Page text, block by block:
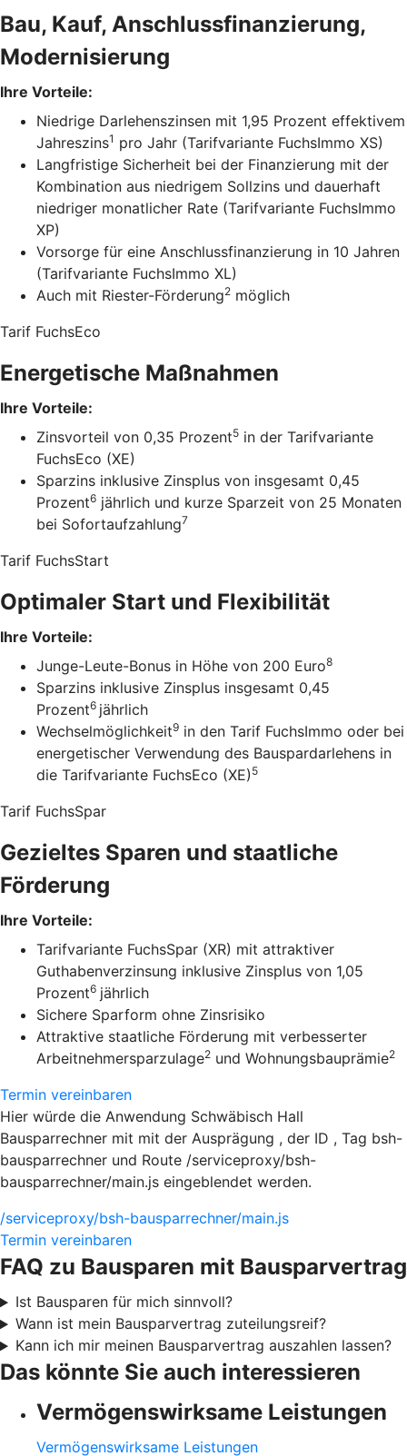
Bau, Kauf, Anschlussfinanzierung,
Modernisierung
Ihre Vorteile:
Niedrige Darlehenszinsen mit 1,95 Prozent effektivem
Jahreszins1 pro Jahr (Tarifvariante FuchsImmo XS)
Langfristige Sicherheit bei der Finanzierung mit der
Kombination aus niedrigem Sollzins und dauerhaft
niedriger monatlicher Rate (Tarifvariante FuchsImmo
XP)
Vorsorge für eine Anschlussfinanzierung in 10 Jahren
(Tarifvariante FuchsImmo XL)
Auch mit Riester-Förderung2 möglich
Tarif FuchsEco
Energetische Maßnahmen
Ihre Vorteile:
Zinsvorteil von 0,35 Prozent5 in der Tarifvariante
FuchsEco (XE)
Sparzins inklusive Zinsplus von insgesamt 0,45
Prozent6 jährlich und kurze Sparzeit von 25 Monaten
bei Sofortaufzahlung7
Tarif FuchsStart
Optimaler Start und Flexibilität
Ihre Vorteile:
Junge-Leute-Bonus in Höhe von 200 Euro8
Sparzins inklusive Zinsplus insgesamt 0,45
Prozent6 jährlich
Wechselmöglichkeit9 in den Tarif FuchsImmo oder bei
energetischer Verwendung des Bauspardarlehens in
die Tarifvariante FuchsEco (XE) 5
Tarif FuchsSpar
Gezieltes Sparen und staatliche
Förderung
Ihre Vorteile:
Tarifvariante FuchsSpar (XR) mit attraktiver
Guthabenverzinsung inklusive Zinsplus von 1,05
Prozent6 jährlich
Sichere Sparform ohne Zinsrisiko
Attraktive staatliche Förderung mit verbesserter
Arbeitnehmersparzulage2 und Wohnungsbauprämie2
Termin vereinbaren
Hier würde die Anwendung Schwäbisch Hall
Bausparrechner mit mit der Ausprägung , der ID , Tag bsh-
bausparrechner und Route /serviceproxy/bsh-
bausparrechner/main.js eingeblendet werden.
/serviceproxy/bsh-bausparrechner/main.js
Termin vereinbaren
FAQ zu Bausparen mit Bausparvertrag
Ist Bausparen für mich sinnvoll?
Wann ist mein Bausparvertrag zuteilungsreif?
Kann ich mir meinen Bausparvertrag auszahlen lassen?
Das könnte Sie auch interessieren
Vermögenswirksame Leistungen
Vermögenswirksame Leistungen